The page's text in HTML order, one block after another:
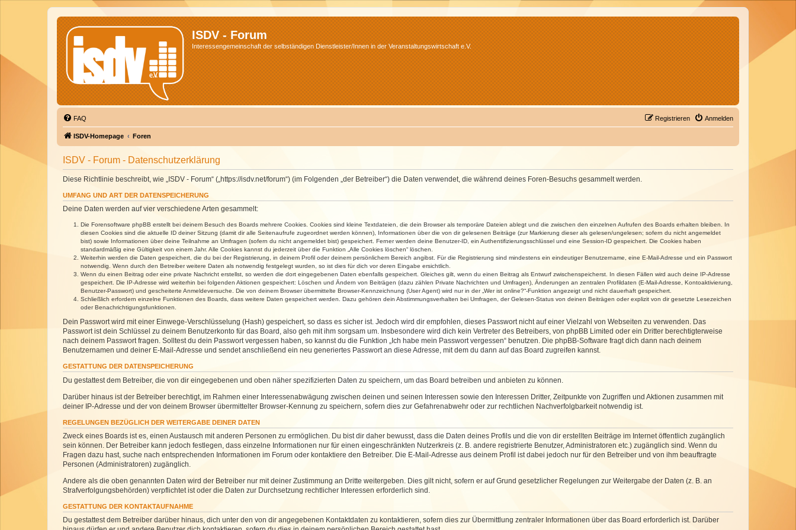
ISDV - Forum
Interessengemeinschaft der selbständigen Dienstleister/Innen in der Veranstaltungswirtschaft e.V.
FAQ Anmelden
Registrieren
ISDV-Homepage Foren
ISDV - Forum - Datenschutzerklärung
Diese Richtlinie beschreibt, wie „ISDV - Forum“ („https://isdv.net/forum“) (im Folgenden „der Betreiber“) die Daten verwendet, die während deines Foren-Besuchs gesammelt werden.
UMFANG UND ART DER DATENSPEICHERUNG
Deine Daten werden auf vier verschiedene Arten gesammelt:
Die Forensoftware phpBB erstellt bei deinem Besuch des Boards mehrere Cookies. Cookies sind kleine Textdateien, die dein Browser als temporäre Dateien ablegt und die zwischen den einzelnen Aufrufen des Boards erhalten bleiben. In
diesen Cookies sind die aktuelle ID deiner Sitzung (damit dir alle Seitenaufrufe zugeordnet werden können), Informationen über die von dir gelesenen Beiträge (zur Markierung dieser als gelesen/ungelesen; sofern du nicht angemeldet
bist) sowie Informationen über deine Teilnahme an Umfragen (sofern du nicht angemeldet bist) gespeichert. Ferner werden deine Benutzer-ID, ein Authentifizierungsschlüssel und eine Session-ID gespeichert. Die Cookies haben
standardmäßig eine Gültigkeit von einem Jahr. Alle Cookies kannst du jederzeit über die Funktion „Alle Cookies löschen“ löschen.
Weiterhin werden die Daten gespeichert, die du bei der Registrierung, in deinem Profil oder deinem persönlichem Bereich angibst. Für die Registrierung sind mindestens ein eindeutiger Benutzername, eine E-Mail-Adresse und ein Passwort
notwendig. Wenn durch den Betreiber weitere Daten als notwendig festgelegt wurden, so ist dies für dich vor deren Eingabe ersichtlich.
Wenn du einen Beitrag oder eine private Nachricht erstellst, so werden die dort eingegebenen Daten ebenfalls gespeichert. Gleiches gilt, wenn du einen Beitrag als Entwurf zwischenspeicherst. In diesen Fällen wird auch deine IP-Adresse
gespeichert. Die IP-Adresse wird weiterhin bei folgenden Aktionen gespeichert: Löschen und Ändern von Beiträgen (dazu zählen Private Nachrichten und Umfragen), Änderungen an zentralen Profildaten (E-Mail-Adresse, Kontoaktivierung,
Benutzer-Passwort) und gescheiterte Anmeldeversuche. Die von deinem Browser übermittelte Browser-Kennzeichnung (User Agent) wird nur in der „Wer ist online?“-Funktion angezeigt und nicht dauerhaft gespeichert.
Schließlich erfordern einzelne Funktionen des Boards, dass weitere Daten gespeichert werden. Dazu gehören dein Abstimmungsverhalten bei Umfragen, der Gelesen-Status von deinen Beiträgen oder explizit von dir gesetzte Lesezeichen
oder Benachrichtigungsfunktionen.
Dein Passwort wird mit einer Einwege-Verschlüsselung (Hash) gespeichert, so dass es sicher ist. Jedoch wird dir empfohlen, dieses Passwort nicht auf einer Vielzahl von Webseiten zu verwenden. Das
Passwort ist dein Schlüssel zu deinem Benutzerkonto für das Board, also geh mit ihm sorgsam um. Insbesondere wird dich kein Vertreter des Betreibers, von phpBB Limited oder ein Dritter berechtigterweise
nach deinem Passwort fragen. Solltest du dein Passwort vergessen haben, so kannst du die Funktion „Ich habe mein Passwort vergessen“ benutzen. Die phpBB-Software fragt dich dann nach deinem
Benutzernamen und deiner E-Mail-Adresse und sendet anschließend ein neu generiertes Passwort an diese Adresse, mit dem du dann auf das Board zugreifen kannst.
GESTATTUNG DER DATENSPEICHERUNG
Du gestattest dem Betreiber, die von dir eingegebenen und oben näher spezifizierten Daten zu speichern, um das Board betreiben und anbieten zu können.
Darüber hinaus ist der Betreiber berechtigt, im Rahmen einer Interessenabwägung zwischen deinen und seinen Interessen sowie den Interessen Dritter, Zeitpunkte von Zugriffen und Aktionen zusammen mit
deiner IP-Adresse und der von deinem Browser übermittelter Browser-Kennung zu speichern, sofern dies zur Gefahrenabwehr oder zur rechtlichen Nachverfolgbarkeit notwendig ist.
REGELUNGEN BEZÜGLICH DER WEITERGABE DEINER DATEN
Zweck eines Boards ist es, einen Austausch mit anderen Personen zu ermöglichen. Du bist dir daher bewusst, dass die Daten deines Profils und die von dir erstellten Beiträge im Internet öffentlich zugänglich
sein können. Der Betreiber kann jedoch festlegen, dass einzelne Informationen nur für einen eingeschränkten Nutzerkreis (z. B. andere registrierte Benutzer, Administratoren etc.) zugänglich sind. Wenn du
Fragen dazu hast, suche nach entsprechenden Informationen im Forum oder kontaktiere den Betreiber. Die E-Mail-Adresse aus deinem Profil ist dabei jedoch nur für den Betreiber und von ihm beauftragte
Personen (Administratoren) zugänglich.
Andere als die oben genannten Daten wird der Betreiber nur mit deiner Zustimmung an Dritte weitergeben. Dies gilt nicht, sofern er auf Grund gesetzlicher Regelungen zur Weitergabe der Daten (z. B. an
Strafverfolgungsbehörden) verpflichtet ist oder die Daten zur Durchsetzung rechtlicher Interessen erforderlich sind.
GESTATTUNG DER KONTAKTAUFNAHME
Du gestattest dem Betreiber darüber hinaus, dich unter den von dir angegebenen Kontaktdaten zu kontaktieren, sofern dies zur Übermittlung zentraler Informationen über das Board erforderlich ist. Darüber